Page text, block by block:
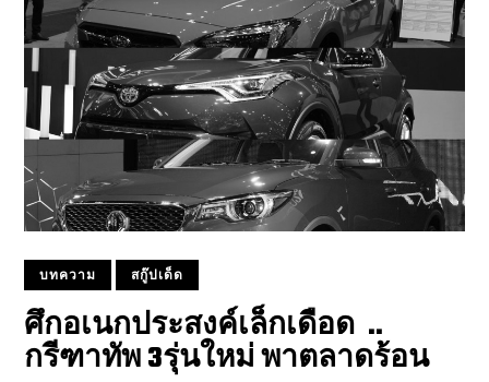
บทความ สกู๊ปเด็ด
ศึกอเนกประสงค์เล็กเดือด ..
กรีฑาทัพ 3รุ่นใหม่ พาตลาดร้อน